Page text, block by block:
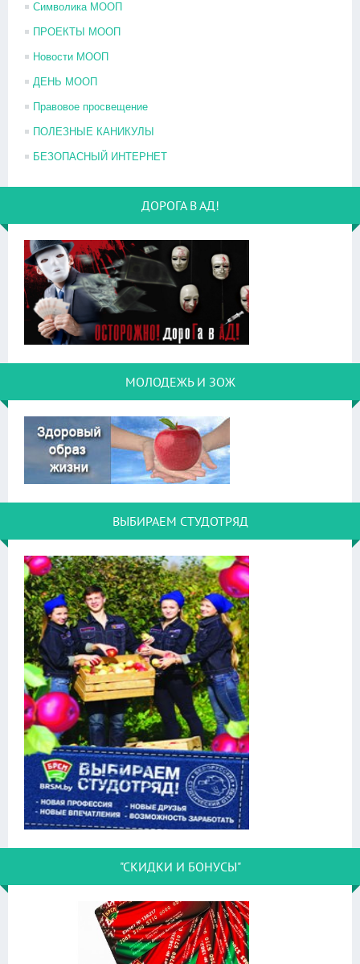
Символика МООП
ПРОЕКТЫ МООП
Новости МООП
ДЕНЬ МООП
Правовое просвещение
ПОЛЕЗНЫЕ КАНИКУЛЫ
БЕЗОПАСНЫЙ ИНТЕРНЕТ
ДОРОГА В АД!
МОЛОДЕЖЬ И ЗОЖ
ВЫБИРАЕМ СТУДОТРЯД
"СКИДКИ И БОНУСЫ"